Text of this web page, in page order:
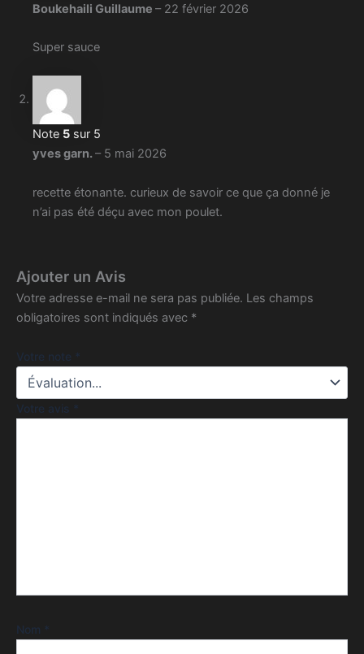
Boukehaili Guillaume – 22 février 2026
Super sauce
Note 5 sur 5
yves garn. – 5 mai 2026
recette étonante. curieux de savoir ce que ça donné je
n’ai pas été déçu avec mon poulet.
Ajouter un Avis
Votre adresse e-mail ne sera pas publiée. Les champs
obligatoires sont indiqués avec *
Votre note *
Votre avis *
Nom *